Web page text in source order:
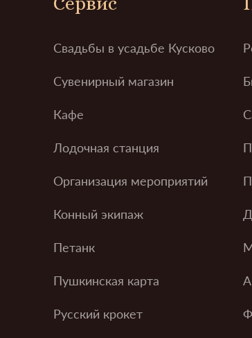
Свадьбы в усадьбе Кусково
Сувенирный магазин
Кафе
Лодочная станция
Организация мероприятий
Конный экипаж
Петанк
Пушкинская карта
Русский крокет